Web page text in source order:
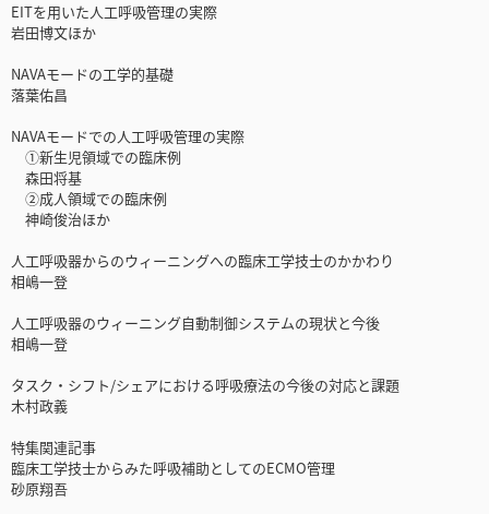
EITを用いた人工呼吸管理の実際
岩田博文ほか
NAVAモードの工学的基礎
落葉佑昌
NAVAモードでの人工呼吸管理の実際
①新生児領域での臨床例
森田将基
②成人領域での臨床例
神崎俊治ほか
人工呼吸器からのウィーニングへの臨床工学技士のかかわり
相嶋一登
人工呼吸器のウィーニング自動制御システムの現状と今後
相嶋一登
タスク・シフト/シェアにおける呼吸療法の今後の対応と課題
木村政義
特集関連記事
臨床工学技士からみた呼吸補助としてのECMO管理
砂原翔吾